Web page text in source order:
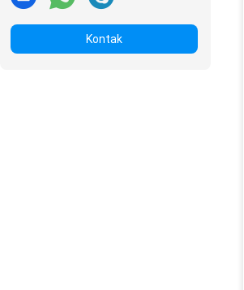
Kontak